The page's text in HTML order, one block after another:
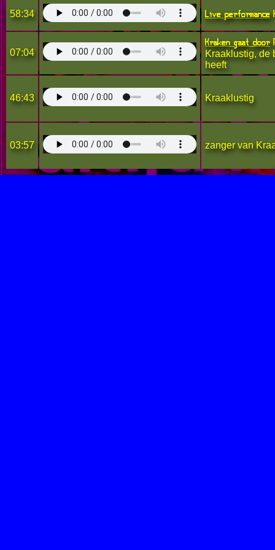
58:34 Live performance
07:04
Kraken gaat door
Kraaklustig, de
heeft
46:43 Kraaklustig
03:57 zanger van